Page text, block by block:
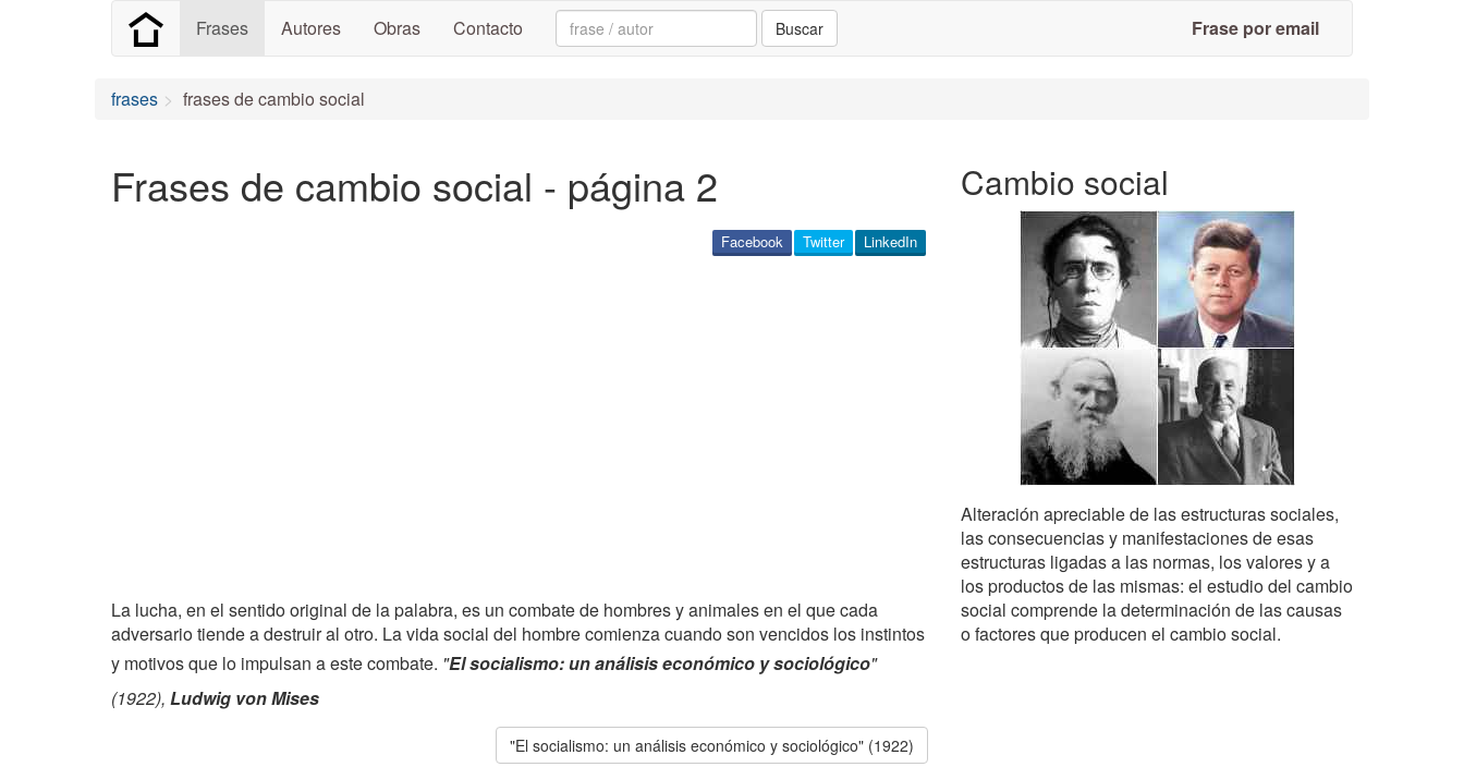
Frases Autores Obras Contacto Search: Buscar Frase por email
frases frases de cambio social
Frases de cambio social - página 2
LinkedIn
Twitter
Facebook
La lucha, en el sentido original de la palabra, es un combate de hombres y animales en el que cada
adversario tiende a destruir al otro. La vida social del hombre comienza cuando son vencidos los instintos
y motivos que lo impulsan a este combate. "El socialismo: un análisis económico y sociológico"
(1922), Ludwig von Mises
"El socialismo: un análisis económico y sociológico" (1922)
Cambio social
Alteración apreciable de las estructuras sociales,
las consecuencias y manifestaciones de esas
estructuras ligadas a las normas, los valores y a
los productos de las mismas: el estudio del cambio
social comprende la determinación de las causas
o factores que producen el cambio social.